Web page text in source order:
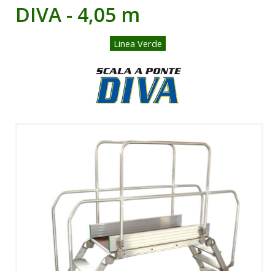
SCALE
TELESCOPICHE E MULTIPOSIZIONE
DOMESTICI SCALE SGABELLI
RAMPE DI CARICO E PASSERELLE
ESPOSITORI
ACCESSORI, RICAMBI E COMPONENTI
DIVA - 4,05 m
Linea Verde